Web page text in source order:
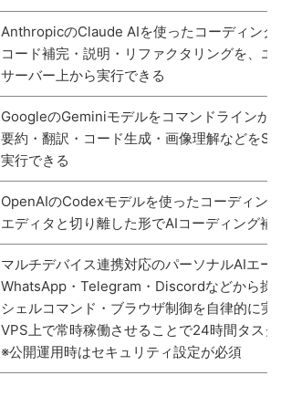
AnthropicのClaude AIを使ったコーディング
コード補完・説明・リファクタリングを、エ
サーバー上から実行できる
GoogleのGeminiモデルをコマンドラインか
要約・翻訳・コード生成・画像理解などを
実行できる
OpenAIのCodexモデルを使ったコーディン
エディタと切り離した形でAIコーディング補
マルチデバイス連携対応のパーソナルAIエー
WhatsApp・Telegram・Discordなどから操
シェルコマンド・ブラウザ制御を自律的に実
VPS上で常時稼働させることで24時間タス
※公開運用時はセキュリティ設定が必須